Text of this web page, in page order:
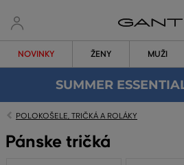
NOVINKY ŽENY MUŽI
SUMMER
POLOKOŠELE, TRIČKÁ A ROLÁKY
Pánske tričká